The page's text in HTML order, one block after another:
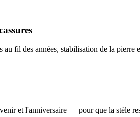
au fil des années, stabilisation de la pierre
et l'anniversaire — pour que la stèle